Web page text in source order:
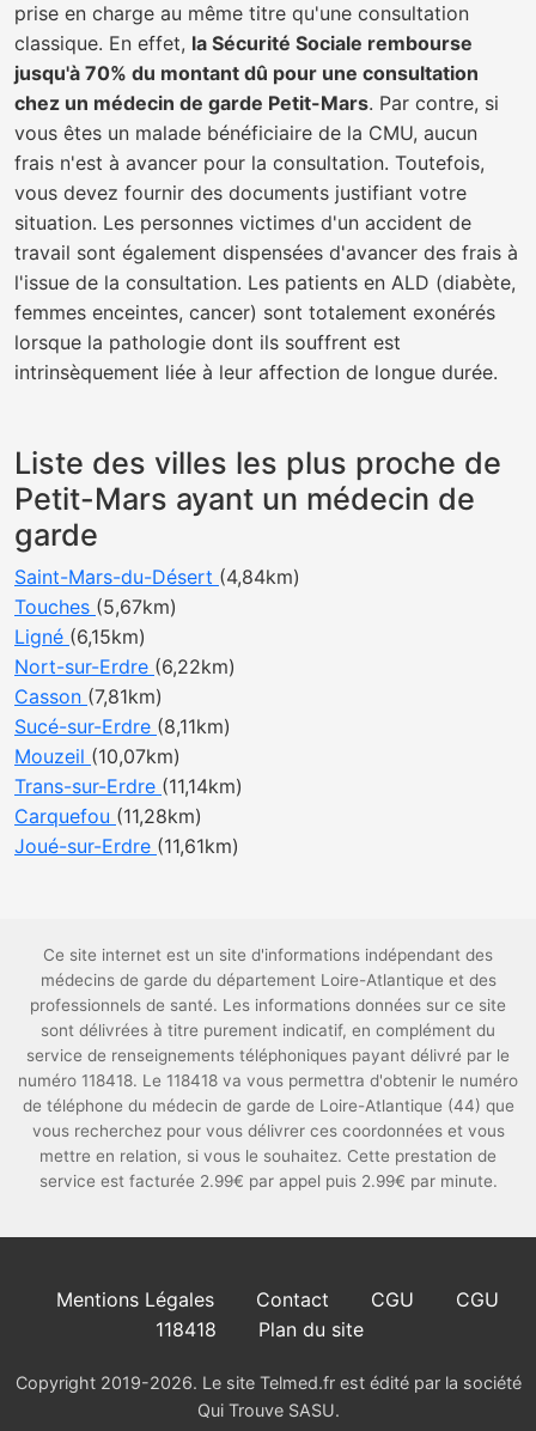
prise en charge au même titre qu'une consultation
classique. En effet, la Sécurité Sociale rembourse
jusqu'à 70% du montant dû pour une consultation
chez un médecin de garde Petit-Mars. Par contre, si
vous êtes un malade bénéficiaire de la CMU, aucun
frais n'est à avancer pour la consultation. Toutefois,
vous devez fournir des documents justifiant votre
situation. Les personnes victimes d'un accident de
travail sont également dispensées d'avancer des frais à
l'issue de la consultation. Les patients en ALD (diabète,
femmes enceintes, cancer) sont totalement exonérés
lorsque la pathologie dont ils souffrent est
intrinsèquement liée à leur affection de longue durée.
Liste des villes les plus proche de
Petit-Mars ayant un médecin de
garde
Saint-Mars-du-Désert (4,84km)
Touches (5,67km)
Ligné (6,15km)
Nort-sur-Erdre (6,22km)
Casson (7,81km)
Sucé-sur-Erdre (8,11km)
Mouzeil (10,07km)
Trans-sur-Erdre (11,14km)
Carquefou (11,28km)
Joué-sur-Erdre (11,61km)
Ce site internet est un site d'informations indépendant des
médecins de garde du département Loire-Atlantique et des
professionnels de santé. Les informations données sur ce site
sont délivrées à titre purement indicatif, en complément du
service de renseignements téléphoniques payant délivré par le
numéro 118418. Le 118418 va vous permettra d'obtenir le numéro
de téléphone du médecin de garde de Loire-Atlantique (44) que
vous recherchez pour vous délivrer ces coordonnées et vous
mettre en relation, si vous le souhaitez. Cette prestation de
service est facturée 2.99€ par appel puis 2.99€ par minute.
Mentions Légales Contact CGU
CGU
118418
Plan du site
Copyright 2019-2026. Le site Telmed.fr est édité par la société
Qui Trouve SASU.